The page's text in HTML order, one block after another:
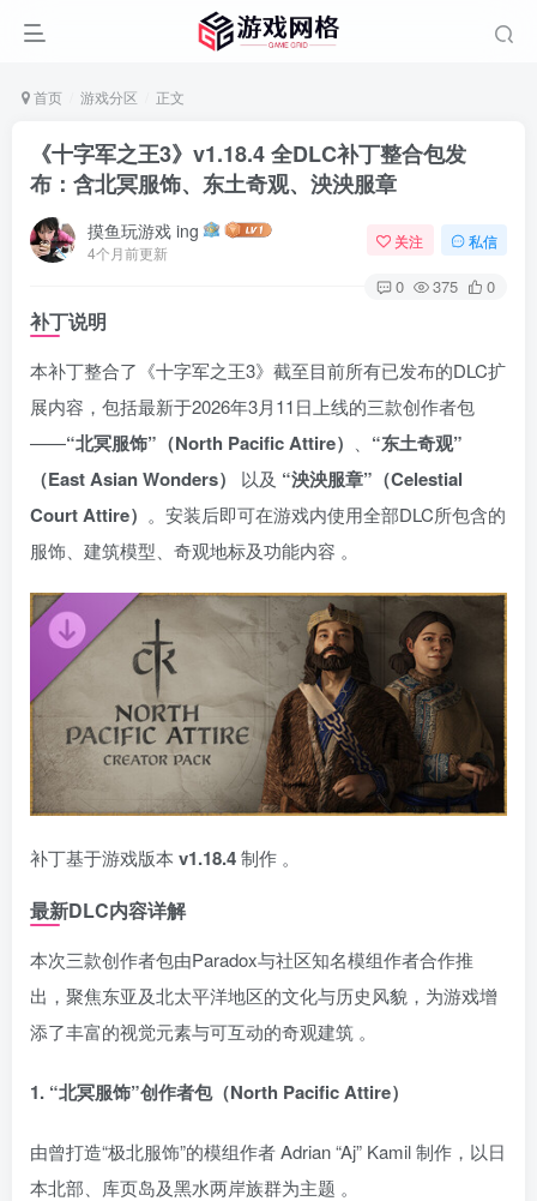
源杂烩 网络游戏 问题求助 手机游戏
首页 游戏分区 正文
《十字军之王3》v1.18.4 全DLC补丁整合包发
布：含北冥服饰、东土奇观、泱泱服章
摸鱼玩游戏 ing
4个月前更新
关注 私信
0 375 0
补丁说明
本补丁整合了《十字军之王3》截至目前所有已发布的DLC扩
展内容，包括最新于2026年3月11日上线的三款创作者包
——“北冥服饰”（North Pacific Attire）
“东土奇观”
（East Asian Wonders）
以及 “泱泱服章”（Celestial
Court Attire） 。安装后即可在游戏内使用全部DLC所包含的
服饰、建筑模型、奇观地标及功能内容 。
补丁基于游戏版本 v1.18.4制作 。
最新DLC内容详解
本次三款创作者包由Paradox与社区知名模组作者合作推
出，聚焦东亚及北太平洋地区的文化与历史风貌，为游戏增
添了丰富的视觉元素与可互动的奇观建筑 。
1. “北冥服饰”创作者包（North Pacific Attire）
由曾打造“极北服饰”的模组作者 Adrian “Aj” Kamil 制作，以日
本北部、库页岛及黑水两岸族群为主题 。